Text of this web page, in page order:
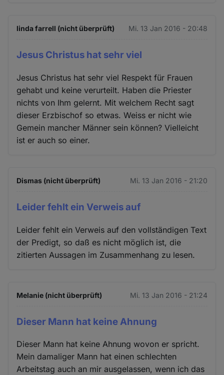
linda farrell (nicht überprüft) Mi. 13 Jan 2016 - 20:48
Jesus Christus hat sehr viel
Jesus Christus hat sehr viel Respekt für Frauen
gehabt und keine verurteilt. Haben die Priester
nichts von Ihm gelernt. Mit welchem Recht sagt
dieser Erzbischof so etwas. Weiss er nicht wie
Gemein mancher Männer sein können? Vielleicht
ist er auch so einer.
Dismas (nicht überprüft) Mi. 13 Jan 2016 - 21:20
Leider fehlt ein Verweis auf
Leider fehlt ein Verweis auf den vollständigen Text
der Predigt, so daß es nicht möglich ist, die
zitierten Aussagen im Zusammenhang zu lesen.
Melanie (nicht überprüft) Mi. 13 Jan 2016 - 21:24
Dieser Mann hat keine Ahnung
Dieser Mann hat keine Ahnung wovon er spricht.
Mein damaliger Mann hat einen schlechten
Arbeitstag auch an mir ausgelassen, wenn ich das